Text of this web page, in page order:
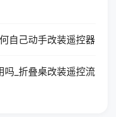
自己动手改装遥控器
吗_折叠桌改装遥控流